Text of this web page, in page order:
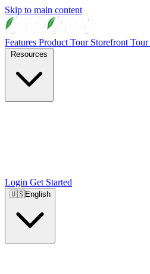
Skip to main content
Features Product Tour Storefront Tour
Login Get Started
🇺🇸English